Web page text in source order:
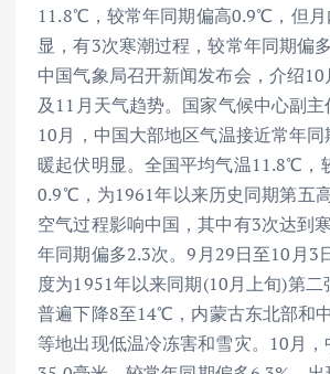
11.8℃，较常年同期偏高0.9℃，但月
显，有3次寒潮过程，较常年同期偏
中国气象局召开新闻发布会，介绍
及11月天气趋势。国家气候中心副主
10月，中国大部地区气温接近常年
暖起伏明显。全国平均气温11.8℃，
0.9℃，为1961年以来历史同期第五
空气过程影响中国，其中有3次达到
年同期偏多2.3次。9月29日至10月3
度为1951年以来同期(10月上旬)第二
普遍下降8至14℃，内蒙古东北部和
等地出现低温冷冻害和雪灾。10月